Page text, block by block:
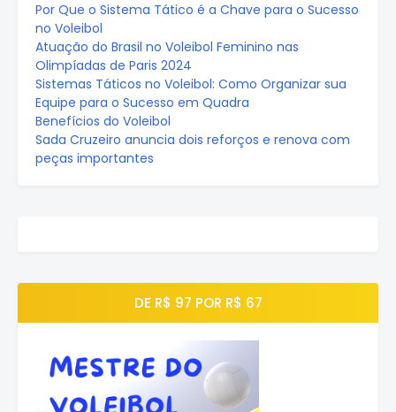
Por Que o Sistema Tático é a Chave para o Sucesso
no Voleibol
Atuação do Brasil no Voleibol Feminino nas
Olimpíadas de Paris 2024
Sistemas Táticos no Voleibol: Como Organizar sua
Equipe para o Sucesso em Quadra
Benefícios do Voleibol
Sada Cruzeiro anuncia dois reforços e renova com
peças importantes
DE R$ 97 POR R$ 67